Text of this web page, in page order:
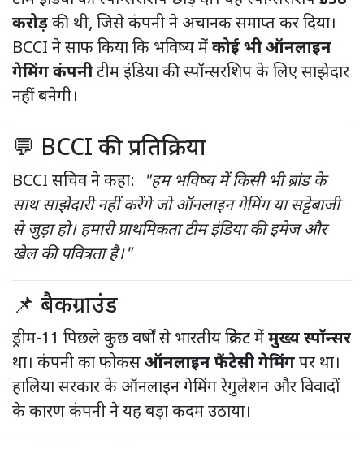
करोड़की थी, जिसे कंपनी ने अचानक समाप्त कर दिया।
BCCI ने साफ किया कि भविष्य मेंकोई भी ऑनलाइन
गेमिंग कंपनीटीम इंडिया की स्पॉन्सरशिप के लिए साझेदार
नहीं बनेगी।
💬 BCCI की प्रतिक्रिया
BCCI सचिव ने कहा:
"हम भविष्य में किसी भी ब्रांड के
साथ साझेदारी नहीं करेंगे जो ऑनलाइन गेमिंग या सट्टेबाजी
से जुड़ा हो। हमारी प्राथमिकता टीम इंडिया की इमेज और
खेल की पवित्रता है।"
📌 बैकग्राउंड
ड्रीम-11 पिछले कुछ वर्षों से भारतीय क्रिकेट मेंमुख्य स्पॉन्सर
था। कंपनी का फोकसऑनलाइन फैंटेसी गेमिंगपर था।
हालिया सरकार के ऑनलाइन गेमिंग रेगुलेशन और विवादों
के कारण कंपनी ने यह बड़ा कदम उठाया।